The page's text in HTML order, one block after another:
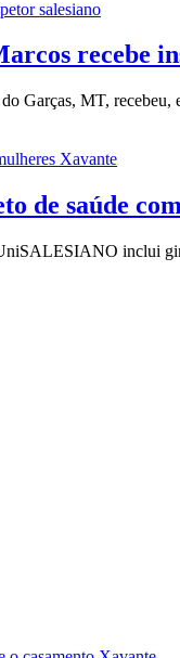
recebe
Garças, MT,
de saúde
inclui